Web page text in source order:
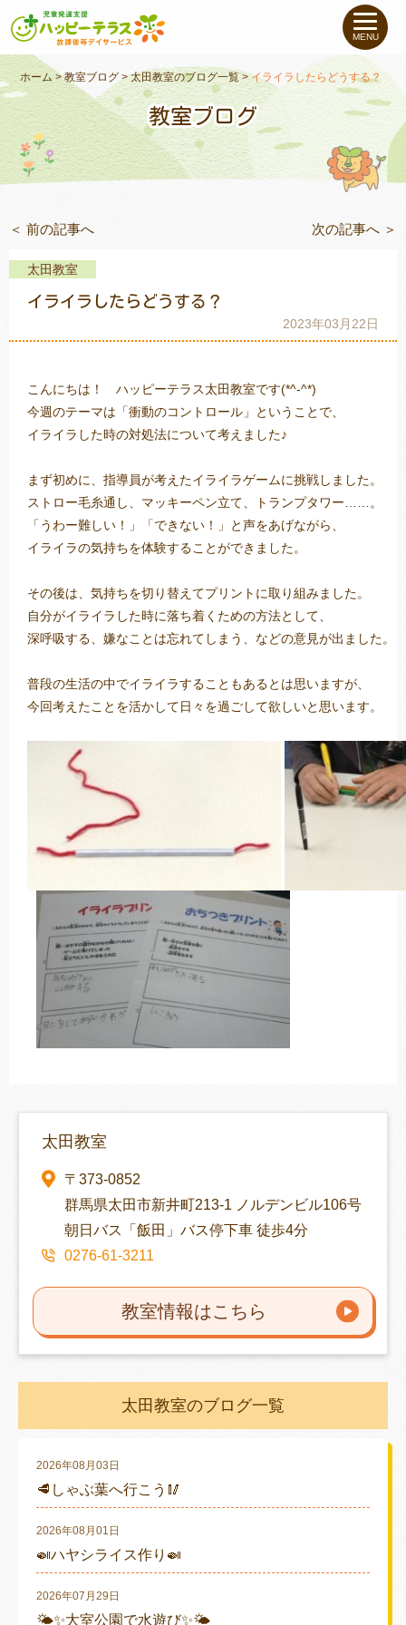
私たちについて
未就学のお子さま（０〜６才）
小学生〜高校生のお子さま
支援事例
教室一覧
トレキング DIDIM
MENU
ホーム >教室ブログ>太田教室のブログ一覧>イライラしたらどうする？
教室ブログ
＜ 前の記事へ 次の記事へ ＞
太田教室
イライラしたらどうする？
2023年03月22日
まず初めに、
「うわー難しい！」「できない！」と声をあげながら、
イライラの気持ちを体験することができました。
深呼吸する、嫌なことは忘れてしまう、などの意見が出ました。
今回考えたことを活かして日々を過ごして欲しいと思います。
太田教室
〒373-0852
群馬県太田市新井町213-1 ノルデンビル106号
朝日バス「飯田」バス停下車 徒歩4分
0276-61-3211
教室情報はこちら
太田教室のブログ一覧
2026年08月03日
🥩しゃぶ葉へ行こう🥢
2026年08月01日
🍛ハヤシライス作り🍛
2026年07月29日
🌤✨大室公園で水遊び✨🌤